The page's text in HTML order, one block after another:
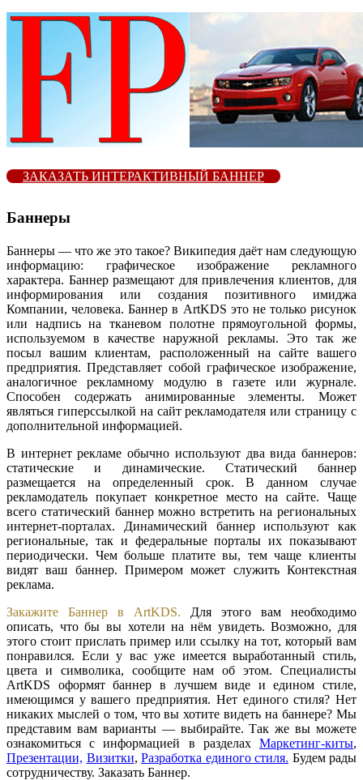
ЗАКАЗАТЬ ИНТЕРАКТИВНЫЙ БАННЕР
Баннеры
Баннеры — что же это такое? Википедия даёт нам следующую
информацию: графическое изображение рекламного
характера. Баннер размещают для привлечения клиентов, для
информирования или создания позитивного имиджа
Компании, человека. Баннер в ArtKDS это не только рисунок
или надпись на тканевом полотне прямоугольной формы,
используемом в качестве наружной рекламы. Это так же
посыл вашим клиентам, расположенный на сайте вашего
предприятия. Представляет собой графическое изображение,
аналогичное рекламному модулю в газете или журнале.
Способен содержать анимированные элементы. Может
являться гиперссылкой на сайт рекламодателя или страницу с
дополнительной информацией.
В интернет рекламе обычно используют два вида баннеров:
статические и динамические. Статический баннер
размещается на определенный срок. В данном случае
рекламодатель покупает конкретное место на сайте. Чаще
всего статический баннер можно встретить на региональных
интернет-порталах. Динамический баннер используют как
региональные, так и федеральные порталы их показывают
периодически. Чем больше платите вы, тем чаще клиенты
видят ваш баннер. Примером может служить Контекстная
реклама.
Закажите Баннер в ArtKDS. Для этого вам необходимо
описать, что бы вы хотели на нём увидеть. Возможно, для
этого стоит прислать пример или ссылку на тот, который вам
понравился. Если у вас уже имеется выработанный стиль,
цвета и символика, сообщите нам об этом. Специалисты
ArtKDS оформят баннер в лучшем виде и едином стиле,
имеющимся у вашего предприятия. Нет единого стиля? Нет
никаких мыслей о том, что вы хотите видеть на баннере? Мы
представим вам варианты — выбирайте. Так же вы можете
ознакомиться с информацией в разделах Маркетинг-киты,
Презентации, Визитки, Разработка единого стиля. Будем рады
сотрудничеству. Заказать Баннер.